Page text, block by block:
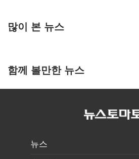
많이 본 뉴스
함께 볼만한 뉴스
뉴스